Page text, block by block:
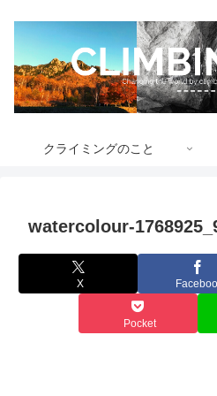
クライミングのこと
watercolour-
X
Pocket